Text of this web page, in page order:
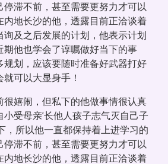
停滞不前，甚至需要更努力才可以
内地长沙的他，透露目前正洽谈着
询及之后发展的计划，他表示计划
期他也学会了谆嘱做好当下的事
规划，应该要随时准备好武器打好
可以大显身手！
很嬉闹，但私下的他做事情很认真
受母亲‘长他人孩子志气灭自己子
，所以他一直都保持着上进学习的
停滞不前，甚至需要更努力才可以
内地长沙的他，透露目前正洽谈着